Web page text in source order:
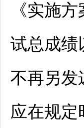
《实施
试总成绩
不再另发
应在规定